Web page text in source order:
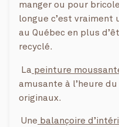
manger ou pour
longue c’est
au Québec en plus
recyclé.
La peinture
amusante à l’heure
originaux.
Une balançoire